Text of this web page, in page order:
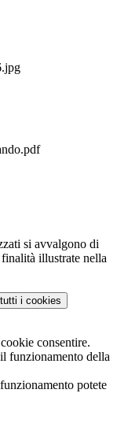
si avvalgono di
illustrate nella
i cookies
consentire.
funzionamento della
potete